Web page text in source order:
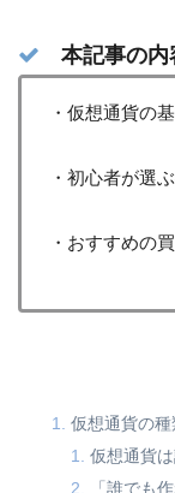
本記事の内
・仮想通貨の
・初心者が選
・おすすめの
仮想通貨の種
仮想通貨
「誰でも